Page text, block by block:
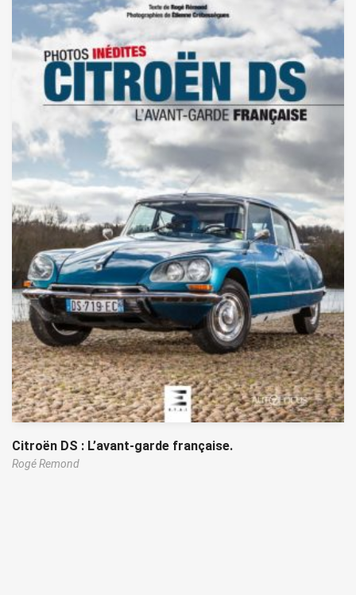
Citroën DS : L’avant-garde française.
Rogé Remond